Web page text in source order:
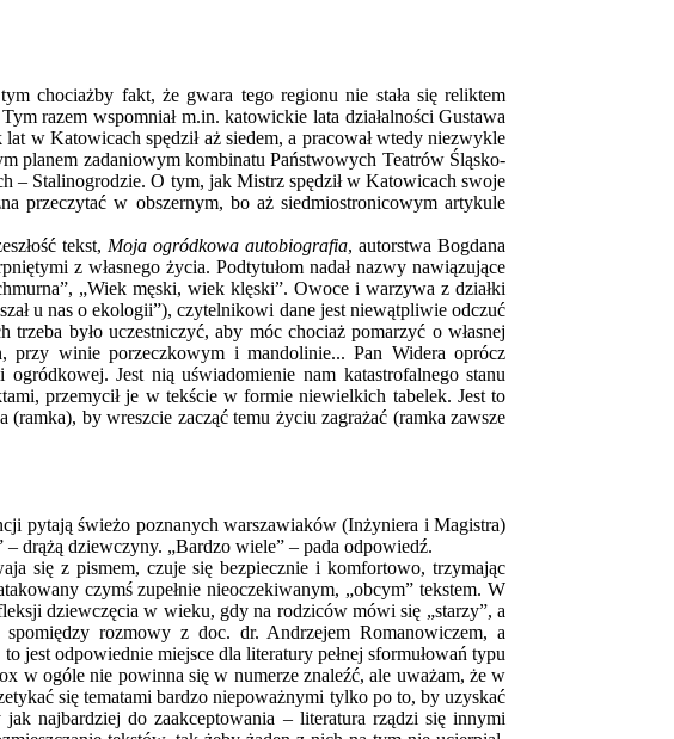
chociażby fakt, że gwara tego regionu nie stała się reliktem
razem wspomniał m.in. katowickie lata działalności Gustawa
w Katowicach spędził aż siedem, a pracował wtedy niezwykle
planem zadaniowym kombinatu Państwowych Teatrów Śląsko-
– Stalinogrodzie. O tym, jak Mistrz spędził w Katowicach swoje
przeczytać w obszernym, bo aż siedmiostronicowym artykule
tekst, Moja ogródkowa autobiografia, autorstwa Bogdana
z własnego życia. Podtytułom nadał nazwy nawiązujące
„Wiek męski, wiek klęski”. Owoce i warzywa z działki
u nas o ekologii”), czytelnikowi dane jest niewątpliwie odczuć
było uczestniczyć, aby móc chociaż pomarzyć o własnej
przy winie porzeczkowym i mandolinie... Pan Widera oprócz
Jest nią uświadomienie nam katastrofalnego stanu
przemycił je w tekście w formie niewielkich tabelek. Jest to
by wreszcie zacząć temu życiu zagrażać (ramka zawsze
pytają świeżo poznanych warszawiaków (Inżyniera i Magistra)
drążą dziewczyny. „Bardzo wiele” – pada odpowiedź.
się z pismem, czuje się bezpiecznie i komfortowo, trzymając
czymś zupełnie nieoczekiwanym, „obcym” tekstem. W
dziewczęcia w wieku, gdy na rodziców mówi się „starzy”, a
rozmowy z doc. dr. Andrzejem Romanowiczem, a
odpowiednie miejsce dla literatury pełnej sformułowań typu
w ogóle nie powinna się w numerze znaleźć, ale uważam, że w
się tematami bardzo niepoważnymi tylko po to, by uzyskać
najbardziej do zaakceptowania – literatura rządzi się innymi